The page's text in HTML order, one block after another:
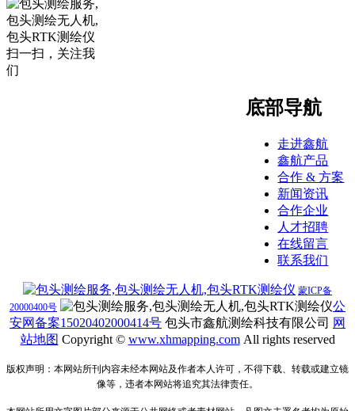
扫一扫，关注我
们
底部导航
走进鑫航
鑫航产品
合作 & 方案
新闻资讯
合作企业
人才招聘
在线留言
联系我们
蒙ICP备
20000400号
公
安网备案15020402000414号 包头市鑫航测绘科技有限公司 网
站地图 Copyright © www.xhmapping.comAll rights reserved
版权声明：本网站所刊内容未经本网站及作者本人许可，不得下载、转载或建立镜
像等，违者本网站将追究其法律责任。